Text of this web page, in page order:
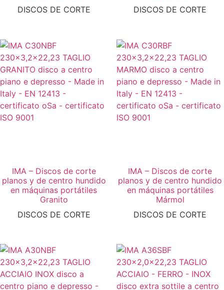
DISCOS DE CORTE
DISCOS DE CORTE
IMA – Discos de corte
planos y de centro hundido
en máquinas portátiles
Granito
DISCOS DE CORTE
IMA – Discos de corte
planos y de centro hundido
en máquinas portátiles
Mármol
DISCOS DE CORTE